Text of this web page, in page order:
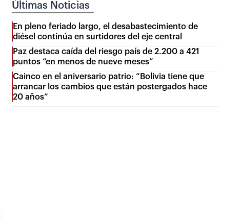
Últimas Noticias
En pleno feriado largo, el desabastecimiento de
diésel continúa en surtidores del eje central
Paz destaca caída del riesgo país de 2.200 a 421
puntos “en menos de nueve meses”
Cainco en el aniversario patrio: “Bolivia tiene que
arrancar los cambios que están postergados hace
20 años”